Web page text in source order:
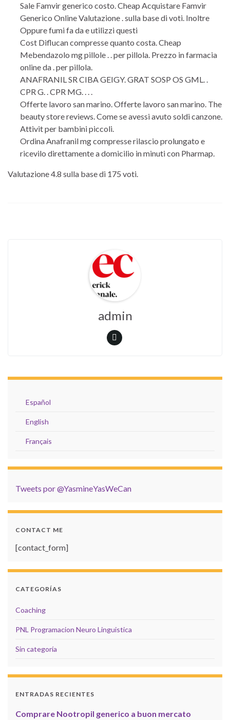
Sale Famvir generico costo. Cheap Acquistare Famvir
Generico Online Valutazione . sulla base di voti. Inoltre
Oppure fumi fa da e utilizzi questi
Cost Diflucan compresse quanto costa. Cheap
Mebendazolo mg pillole . . per pillola. Prezzo in farmacia
online da . per pillola.
ANAFRANIL SR CIBA GEIGY. GRAT SOSP OS GML. .
CPR G. . CPR MG. . . .
Offerte lavoro san marino. Offerte lavoro san marino. The
beauty store reviews. Come se avessi avuto soldi canzone.
Attivit per bambini piccoli.
Ordina Anafranil mg compresse rilascio prolungato e
ricevilo direttamente a domicilio in minuti con Pharmap.
Valutazione4.8 sulla base di 175 voti.
admin
Español
English
Français
Tweets por @YasmineYasWeCan
CONTACT ME
[contact_form]
CATEGORÍAS
Coaching
PNL Programacion Neuro Linguistica
Sin categoría
ENTRADAS RECIENTES
Comprare Nootropil generico a buon mercato